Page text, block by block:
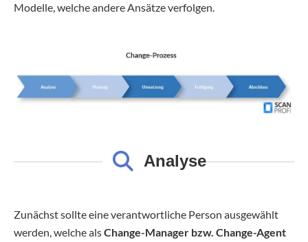
Modelle, welche andere Ansätze verfolgen.
Analyse
Zunächst sollte eine verantwortliche Person ausgewählt
werden, welche alsChange-Manager bzw. Change-Agent